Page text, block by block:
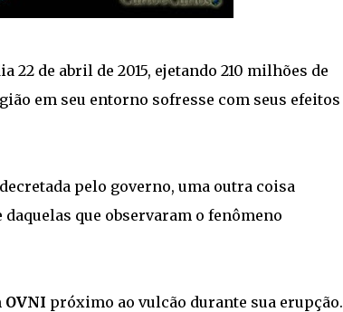
22 de abril de 2015, ejetando 210 milhões de
em seu entorno sofresse com seus efeitos
pelo governo, uma outra coisa
que observaram o fenômeno
OVNI próximo ao vulcão durante sua erupção.